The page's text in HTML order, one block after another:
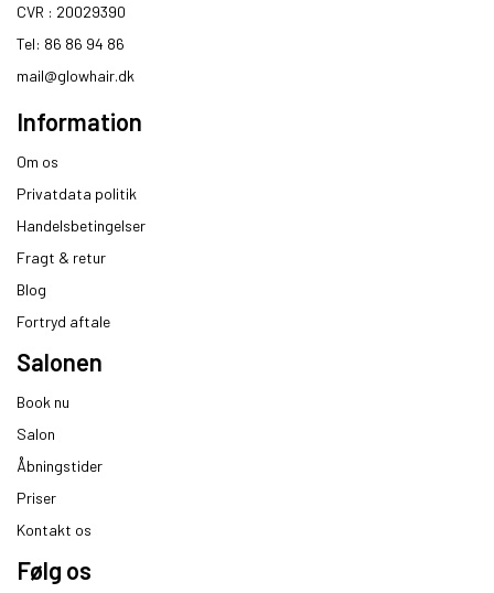
CVR : 20029390​
Tel: 86 86 94 86
mail@glowhair.dk
Information
Om os
Privatdata politik
Handelsbetingelser
Fragt & retur
Blog
Fortryd aftale
Salonen
Book nu
Salon
Åbningstider
Priser
Kontakt os
Følg os